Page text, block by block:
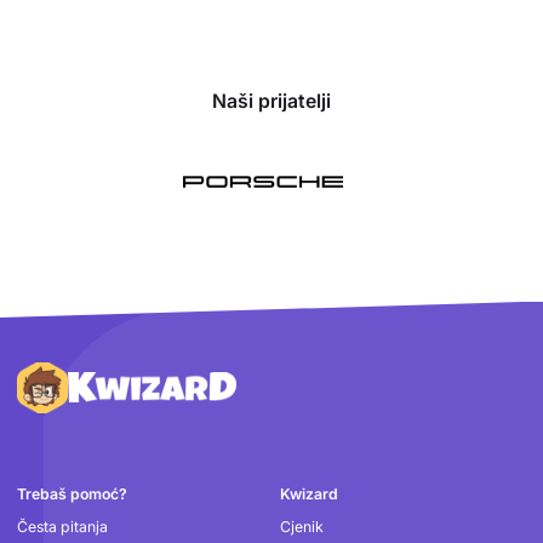
Naši prijatelji
Podnožje
Trebaš pomoć?
Česta pitanja
Kwizard
Cjenik